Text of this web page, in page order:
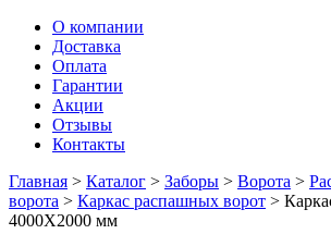
О компании
Доставка
Оплата
Гарантии
Акции
Отзывы
Контакты
Главная > Каталог > Заборы > Ворота >
ворота > Каркас распашных ворот >
4000Х2000 мм